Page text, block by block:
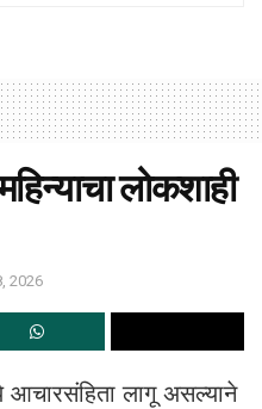
लोकशाही
2026
आचारसंहिता लागू असल्याने